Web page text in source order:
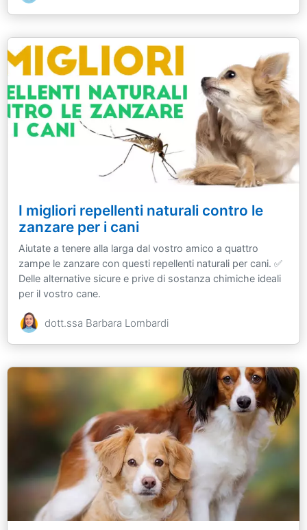
I migliori repellenti naturali contro le
zanzare per i cani
Aiutate a tenere alla larga dal vostro amico a quattro
zampe le zanzare con questi repellenti naturali per cani. ✅
Delle alternative sicure e prive di sostanza chimiche ideali
per il vostro cane.
dott.ssa Barbara Lombardi